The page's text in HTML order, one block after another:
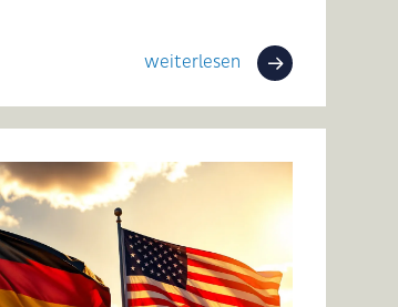
weiterlesen